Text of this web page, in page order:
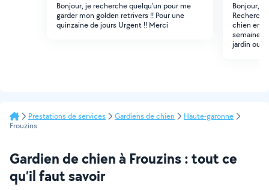
Bonjour, je recherche quelqu'un pour me
garder mon golden retrivers !! Pour une
quinzaine de jours Urgent !! Merci
Bonjour,
chien
semaine
jardin ou
Prestations de services Gardiens de chien
Haute-garonne
Frouzins
Gardien de chien à Frouzins : tout ce
qu’il faut savoir